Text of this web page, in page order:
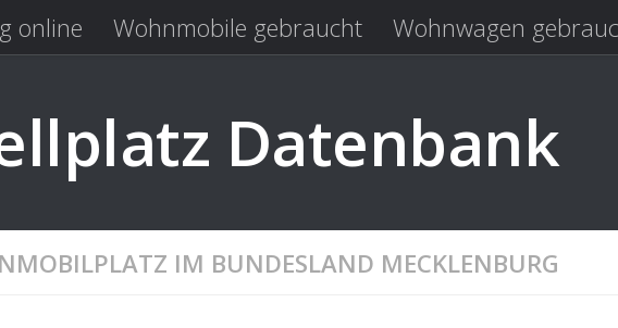
online Wohnmobile gebraucht
Wohnwagen
Datenbank
IM BUNDESLAND MECKLENBURG